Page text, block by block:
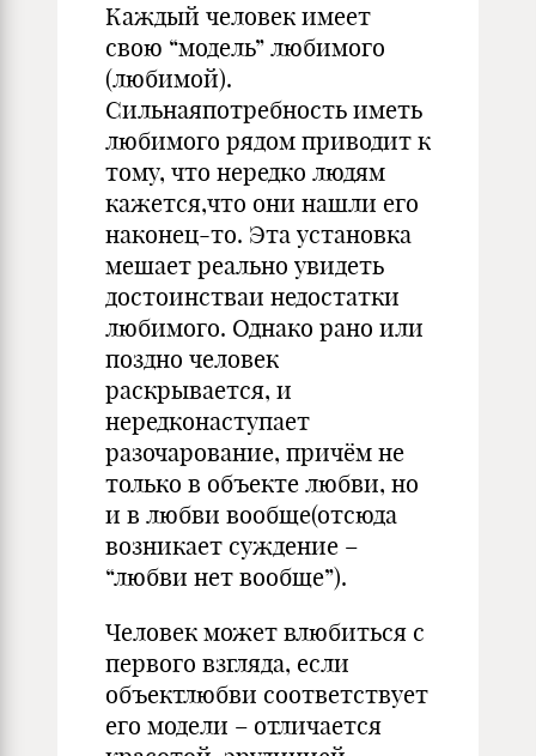
Каждый человек имеет
свою “модель” любимого
(любимой).
Сильнаяпотребность иметь
любимого рядом приводит к
тому, что нередко людям
кажется,что они нашли его
наконец-то. Эта установка
мешает реально увидеть
достоинстваи недостатки
любимого. Однако рано или
поздно человек
раскрывается, и
нередконаступает
разочарование, причём не
только в объекте любви, но
и в любви вообще(отсюда
возникает суждение –
“любви нет вообще”).
Человек может влюбиться с
первого взгляда, если
объектлюбви соответствует
его модели – отличается